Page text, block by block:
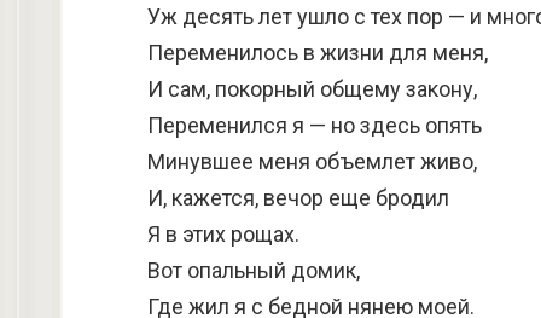
Уж десять лет ушло с тех пор — и
Переменилось в жизни для меня,
И сам, покорный общему закону,
Переменился я — но здесь опять
Минувшее меня объемлет живо,
И, кажется, вечор еще бродил
Я в этих рощах.
Вот опальный домик,
Где жил я с бедной нянею моей.